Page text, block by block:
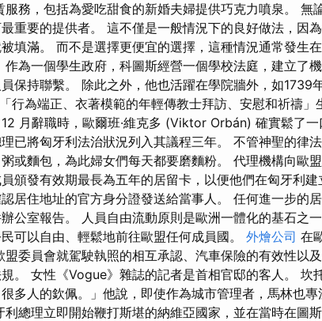
務，包括為愛吃甜食的新婚夫婦提供巧克力噴泉。 無
重要的提供者。 這不僅是一般情況下的良好做法，因
填滿。 而不是選擇更便宜的選擇，這種情況通常發生
為一個學生政府，科圖斯經營一個學校法庭，建立了
保持聯繫。 除此之外，他也活躍在學院牆外，如1739
行為端正、衣著模範的年輕傳教士拜訪、安慰和祈禱」
月辭職時，歐爾班·維克多 (Viktor Orbán) 確實鬆了
已將匈牙利法治狀況列入其議程三年。 不管神聖的律
或麵包，為此婦女們每天都要磨麵粉。 代理機構向歐
頒發有效期最長為五年的居留卡，以便他們在匈牙利建
居住地址的官方身分證發送給當事人。 任何進一步的
公室報告。 人員自由流動原則是歐洲一體化的基石之
可以自由、輕鬆地前往歐盟任何成員國。 外燴公司 在
委員會就駕駛執照的相互承認、汽車保險的有效性以
。 女性《Vogue》雜誌的記者是首相官邸的客人。 坎
多人的欽佩。」他說，即使作為城市管理者，馬林也專
總理立即開始鞭打斯堪的納維亞國家，並在當時在圖